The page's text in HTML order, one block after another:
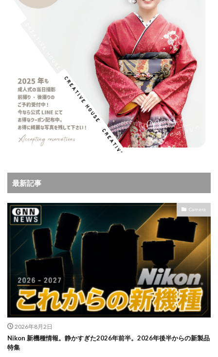
最新記事
Camera
2026年8月2日
Nikon 新機種情報。静かすぎた2026年前半。2026年後半からの新製品
特集